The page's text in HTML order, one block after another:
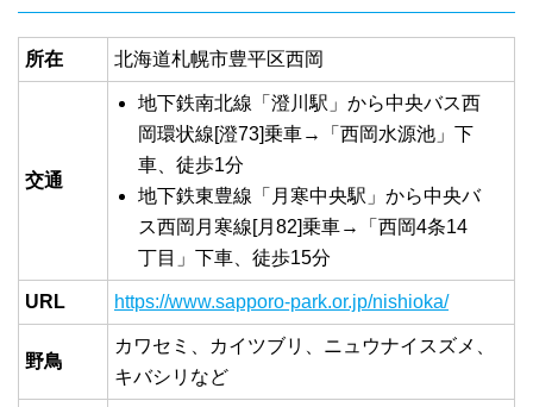
所在 北海道札幌市豊平区西岡
交通
地下鉄南北線「澄川駅」から中央バス西
岡環状線[澄73]乗車→「西岡水源池」下
車、徒歩1分
地下鉄東豊線「月寒中央駅」から中央バ
ス西岡月寒線[月82]乗車→「西岡4条14
丁目」下車、徒歩15分
URL https://www.sapporo-park.or.jp/nishioka/
野鳥
カワセミ、カイツブリ、ニュウナイスズメ、
キバシリなど